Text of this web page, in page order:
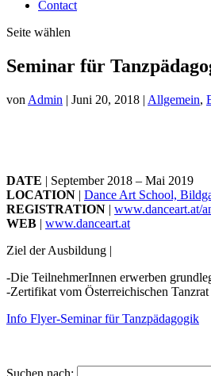
Contact
Seite wählen
Seminar für
von Admin | Juni 20, 2018 | Allgemein,
DATE | September 2018 – Mai 2019
LOCATION | Dance Art School,
REGISTRATION | www.danceart.at/
WEB | www.danceart.at
Ziel der Ausbildung |
-Die TeilnehmerInnen erwerben
-Zertifikat vom Österreichischen Tanzrat
Info Flyer-Seminar für Tanzpädagogik
Suchen nach: